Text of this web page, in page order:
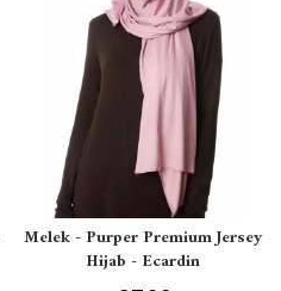
Melek - Purper Premium Jersey
Hijab - Ecardin